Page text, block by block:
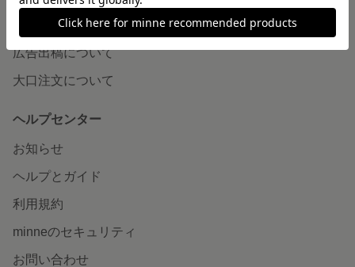
企業の方へ
広告出稿について
大口注文について
ヘルプセンター
お知らせ
ヘルプとガイド
利用規約
minneのセキュリティ
お問い合わせ